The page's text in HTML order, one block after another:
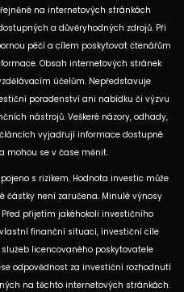
na internetových stránkách
a důvěryhodných zdrojů. Při
péčí a cílem poskytovat čtenářům
Obsah internetových stránek
účelům. Nepředstavuje
poradenství ani nabídku či výzvu
nástrojů. Veškeré názory, odhady,
vyjadřují informace dostupné
mohou se v čase měnit.
s rizikem. Hodnota investic může
částky není zaručena. Minulé výnosy
přijetím jakéhokoli investičního
finanční situaci, investiční cíle
licencovaného poskytovatele
odpovědnost za investiční rozhodnutí
na těchto internetových stránkách.